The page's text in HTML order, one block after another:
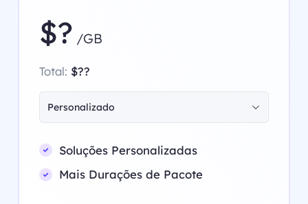
$? /GB
Total: $??
Personalizado
Soluções Personalizadas
Mais Durações de Pacote